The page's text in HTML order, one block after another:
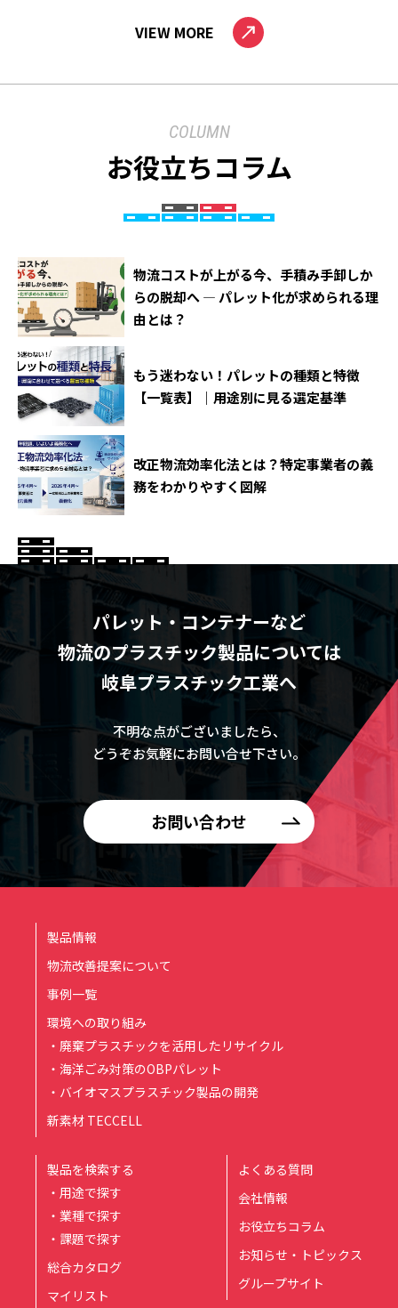
VIEW MORE
COLUMN
お役立ちコラム
物流コストが上がる今、手積み手卸しか
らの脱却へ ― パレット化が求められる理
由とは？
もう迷わない！パレットの種類と特徴
【一覧表】｜用途別に見る選定基準
改正物流効率化法とは？特定事業者の義
務をわかりやすく図解
パレット・コンテナーなど
物流のプラスチック製品については
岐阜プラスチック工業へ
不明な点がございましたら、
どうぞお気軽にお問い合せ下さい。
お問い合わせ
製品情報
物流改善提案について
事例一覧
環境への取り組み
・廃棄プラスチックを活用したリサイクル
・海洋ごみ対策のOBPパレット
・バイオマスプラスチック製品の開発
新素材 TECCELL
製品を検索する
・用途で探す
・業種で探す
・課題で探す
総合カタログ
マイリスト
よくある質問
会社情報
お役立ちコラム
お知らせ・トピックス
グループサイト